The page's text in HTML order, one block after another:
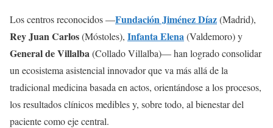
Los centros reconocidos —Fundación Jiménez Díaz(Madrid),
Rey Juan Carlos(Móstoles), Infanta Elena(Valdemoro) y
General de Villalba(Collado Villalba)— han logrado consolidar
un ecosistema asistencial innovador que va más allá de la
tradicional medicina basada en actos, orientándose a los procesos,
los resultados clínicos medibles y, sobre todo, al bienestar del
paciente como eje central.